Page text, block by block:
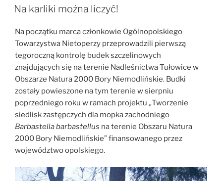
mopka
zakończony
sukcesem”
W
Na karliki można liczyć!
Na początku marca członkowie Ogólnopolskiego
Towarzystwa Nietoperzy przeprowadzili pierwszą
tegoroczną kontrolę budek szczelinowych
znajdujących się na terenie Nadleśnictwa Tułowice w
Obszarze Natura 2000 Bory Niemodlińskie. Budki
zostały powieszone na tym terenie w sierpniu
poprzedniego roku w ramach projektu „Tworzenie
siedlisk zastępczych dla mopka zachodniego
Barbastella barbastellus na terenie Obszaru Natura
2000 Bory Niemodlińskie” finansowanego przez
województwo opolskiego.